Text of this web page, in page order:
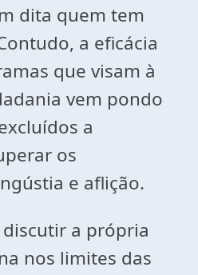
dita quem tem
a eficácia
que visam à
vem pondo
a
os
e aflição.
a própria
nos limites das